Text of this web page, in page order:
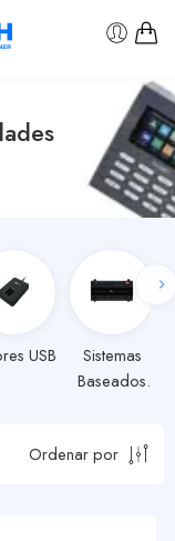
USB
Sistemas
Baseados
Ordenar por